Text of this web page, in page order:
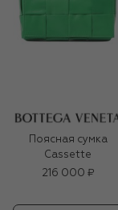
Поясная сумка
Cassette
216 000 ₽